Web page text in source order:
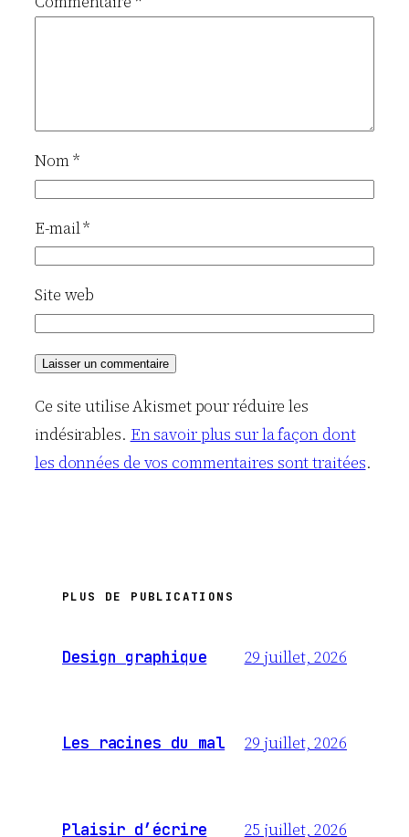
Nom*
E-mail*
Site web
Ce site utilise Akismet pour réduire les
indésirables. En savoir plus sur la façon dont
les données de vos commentaires sont traitées.
PLUS DE PUBLICATIONS
Design graphique 29 juillet, 2026
Les racines du mal 29 juillet, 2026
Plaisir d’écrire 25 juillet, 2026